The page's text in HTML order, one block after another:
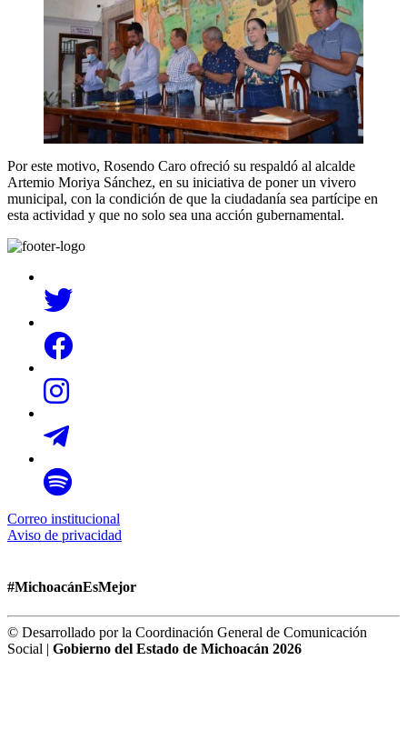
Por este motivo, Rosendo Caro ofreció su respaldó al alcalde
Artemio Moriya Sánchez, en su iniciativa de poner un vivero
municipal, con la condición de que la ciudadanía sea partícipe en
esta actividad y que no solo sea una acción gubernamental.
Correo institucional
Aviso de privacidad
#MichoacánEsMejor
© Desarrollado por la Coordinación General de Comunicación
Social | Gobierno del Estado de Michoacán 2026